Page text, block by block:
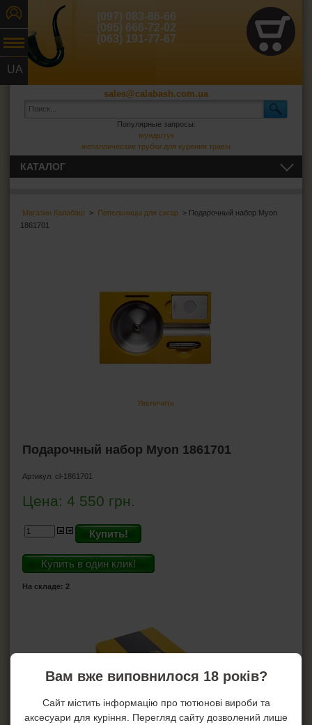
UA
(097) 083-86-66
(095) 666-72-02
(063) 191-77-67
sales@calabash.com.ua
Популярные запросы:
мундштук
металлические трубки для курения травы
Магазин Калабаш > Пепельницы для сигар > Подарочный набор Myon
1861701
Увеличить
Подарочный набор Myon 1861701
Артикул: cl-1861701
Цена: 4 550 грн.
Купить!
Купить в один клик!
На складе: 2
КАТАЛОГ
Гигрометр для хьюмидора
ПЕПЕЛЬНИЦЫ
HEADSHOP (ХЭДШОП)
КАЛЬЯНЫ И ВСЁ ДЛЯ НИХ
Вам вже виповнилося 18 років?
Сайт містить інформацію про тютюнові вироби та
аксесуари для куріння. Перегляд сайту дозволений лише